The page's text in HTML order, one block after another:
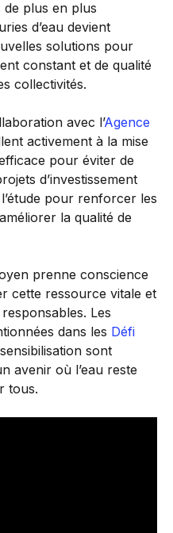
de plus en plus
d’eau devient
solutions pour
constant et de qualité
collectivités.
avec l’Agence
activement à la mise
pour éviter de
d’investissement
pour renforcer les
la qualité de
prenne conscience
cette ressource vitale et
Les
dans les Défi
sont
avenir où l’eau reste
tous.